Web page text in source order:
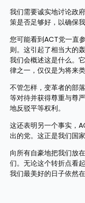
我们需要诚实地讨论政
策是否足够好，以确保
您可能看到ACT党一直
则。这引起了相当大的
我们会概述这是什么。
律之一，仅仅是为将来
不管怎样，变革者的部
等对待并获得尊重与尊
地反驳平等权利。
这还表明另一个事实，
出的党。这正是我们国
向所有自豪地把我们放
们。无论这个转折点看
我们最美好的日子依然在